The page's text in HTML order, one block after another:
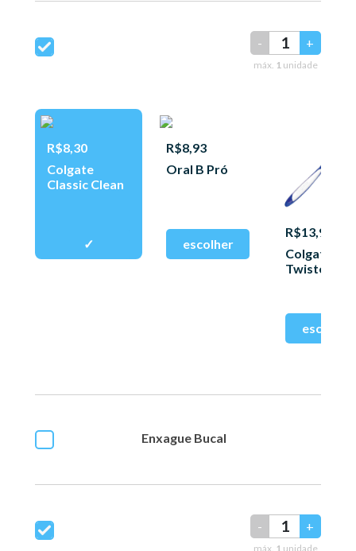
- +
máx. 1 unidade
R$8,30
Colgate
Classic Clean
R$8,93
Oral B Pró
R$13,90
Colgate
Twister
Enxague Bucal
- +
máx. 1 unidade